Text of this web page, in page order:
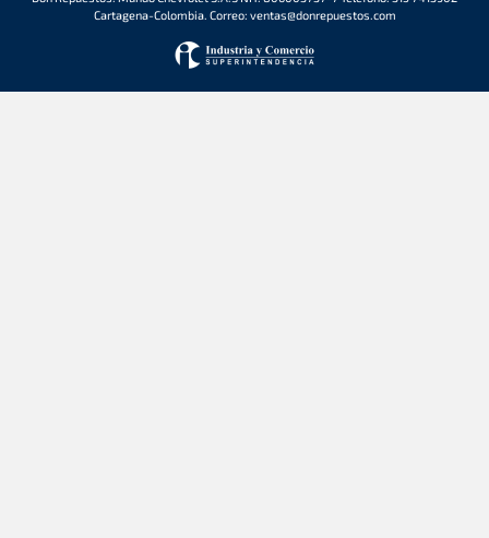
Cartagena-Colombia. Correo: ventas@donrepuestos.com